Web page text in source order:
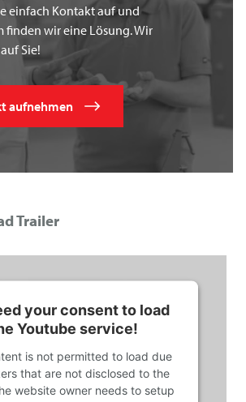
einfach Kontakt auf und
finden wir eine Lösung. Wir
Sie!
aufnehmen
Trailer
your consent to load
Youtube service!
is not permitted to load due
that are not disclosed to the
website owner needs to setup